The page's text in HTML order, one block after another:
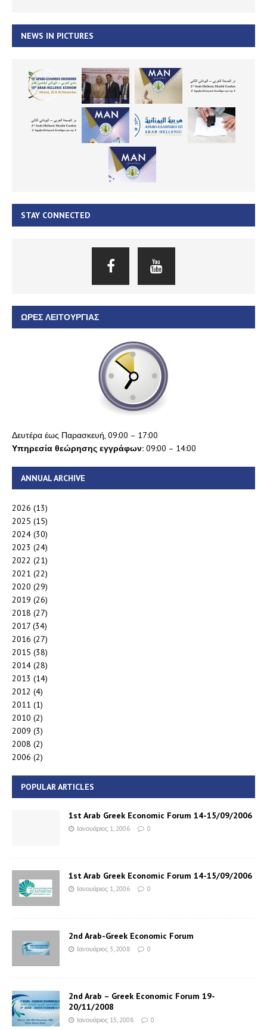
NEWS IN PICTURES
STAY CONNECTED
ΏΡΕΣ ΛΕΙΤΟΥΡΓΊΑΣ
Δευτέρα έως Παρασκευή, 09:00 – 17:00
Υπηρεσία θεώρησης εγγράφων: 09:00 – 14:00
ANNUAL ARCHIVE
2026 (13)
2025 (15)
2024 (30)
2023 (24)
2022 (21)
2021 (22)
2020 (29)
2019 (26)
2018 (27)
2017 (34)
2016 (27)
2015 (38)
2014 (28)
2013 (14)
2012 (4)
2011 (1)
2010 (2)
2009 (3)
2008 (2)
2006 (2)
POPULAR ARTICLES
1st Arab Greek Economic Forum 14-15/09/2006
Ιανουάριος 1, 2006 0
1st Arab Greek Economic Forum 14-15/09/2006
Ιανουάριος 1, 2006 0
2nd Arab-Greek Economic Forum
Ιανουάριος 3, 2008 0
2nd Arab – Greek Economic Forum 19-
20/11/2008
Ιανουάριος 15, 2008 0